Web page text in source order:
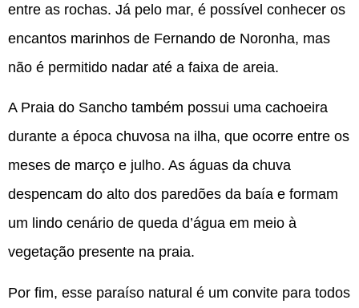
entre as rochas. Já pelo mar, é possível conhecer os
encantos marinhos de Fernando de Noronha, mas
não é permitido nadar até a faixa de areia.
A Praia do Sancho também possui uma cachoeira
durante a época chuvosa na ilha, que ocorre entre os
meses de março e julho. As águas da chuva
despencam do alto dos paredões da baía e formam
um lindo cenário de queda d’água em meio à
vegetação presente na praia.
Por fim, esse paraíso natural é um convite para todos